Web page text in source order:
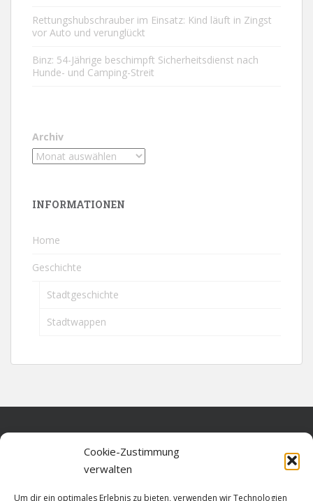
Cookie-Zustimmung
verwalten
Um dir ein optimales Erlebnis zu bieten, verwenden wir Technologien
Rettungshubschrauber im Einsatz: Kind läuft in Zingst
vor Auto und verunglückt
Binz: 54-Jährige beschimpft Sicherheitsdienst nach
Hunde- und Camping-Streit
Archiv
INFORMATIONEN
Home
Geschichte
Stadtgeschichte
Stadtwappen